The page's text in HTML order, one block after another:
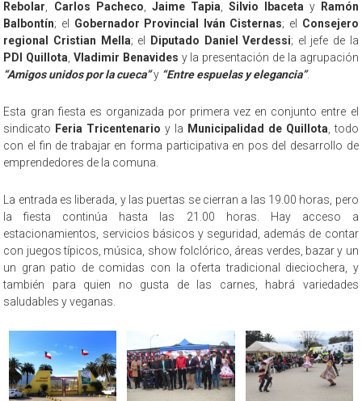
Rebolar, Carlos Pacheco, Jaime Tapia, Silvio Ibacetay
Ramón
Balbontín; el Gobernador Provincial Iván Cisternas; el Consejero
regional Cristian Mella; el Diputado Daniel Verdessi; el jefe de la
PDI Quillota,Vladimir Benavides y la presentación de la agrupación
“Amigos unidos por la cueca”y “Entre espuelas y elegancia”.
Esta gran fiesta es organizada por primera vez en conjunto entre el
sindicato Feria Tricentenario y la Municipalidad de Quillota, todo
con el fin de trabajar en forma participativa en pos del desarrollo de
emprendedores de la comuna.
La entrada es liberada, y las puertas se cierran a las 19.00 horas, pero
la fiesta continúa hasta las 21.00 horas. Hay acceso a
estacionamientos, servicios básicos y seguridad, además de contar
con juegos típicos, música, show folclórico, áreas verdes, bazar y un
un gran patio de comidas con la oferta tradicional dieciochera, y
también para quien no gusta de las carnes, habrá variedades
saludables y veganas.